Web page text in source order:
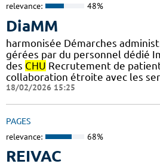
relevance: 48%
DiaMM
harmonisée Démarches
gérées par du personnel dédié
des CHU Recrutement de
collaboration étroite avec les
18/02/2026 15:25
PAGES
relevance: 68%
REIVAC